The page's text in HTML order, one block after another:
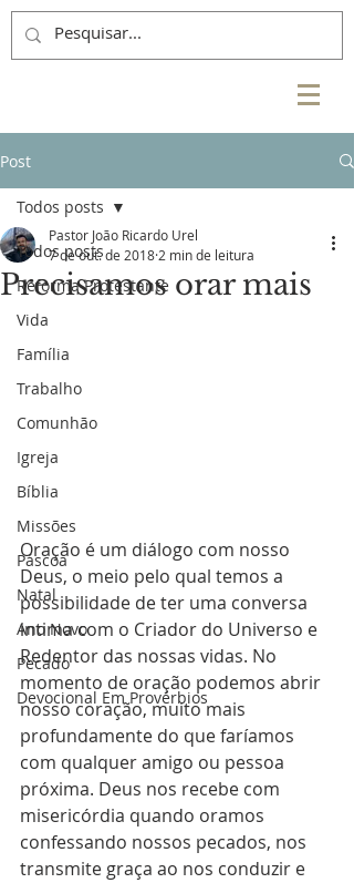
Post
Todos posts
Reforma Protestante
Vida
Família
Trabalho
Comunhão
Igreja
Bíblia
Missões
Páscoa
Natal
Ano Novo
Pecado
Devocional Em Provérbios
Todos posts
Precisamos orar mais
Pastor João Ricardo Urel
7 de out. de 2018 2 min de leitura
Oração é um diálogo com nosso
Deus, o meio pelo qual temos a
possibilidade de ter uma conversa
intima com o Criador do Universo e
Redentor das nossas vidas. No
momento de oração podemos abrir
nosso coração, muito mais
profundamente do que faríamos
com qualquer amigo ou pessoa
próxima. Deus nos recebe com
misericórdia quando oramos
confessando nossos pecados, nos
transmite graça ao nos conduzir e